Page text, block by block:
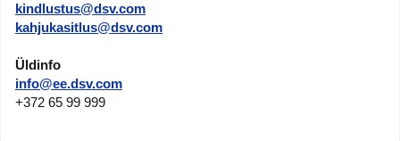
kindlustus@dsv.com
kahjukasitlus@dsv.com
Üldinfo
info@ee.dsv.com
+372 65 99 999